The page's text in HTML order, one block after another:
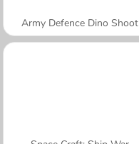
Army Defence Dino Shoot